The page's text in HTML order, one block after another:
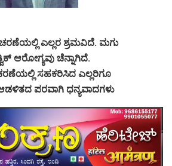
ಎಲ್ಲರ ಶ್ರಮವಿದೆ. ಮಗು
ಆರೋಗ್ಯವು ಚೆನ್ನಾಗಿದೆ.
ಸಹಕರಿಸಿದ ಎಲ್ಲರಿಗೂ
ಪರವಾಗಿ ಧನ್ಯವಾದಗಳು